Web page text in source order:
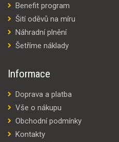
Benefit program
Šití oděvů na míru
Náhradní plnění
Šetříme náklady
Informace
Doprava a platba
Vše o nákupu
Obchodní podmínky
Kontakty